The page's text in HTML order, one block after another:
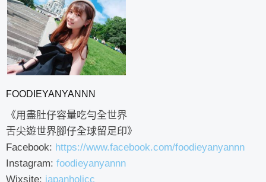
FOODIEYANYANNN
《用盡肚仔容量吃勻全世界
舌尖遊世界腳仔全球留足印》
Facebook: https://www.facebook.com/foodieyanyannn
Instagram: foodieyanyannn
Wixsite: japanholicc